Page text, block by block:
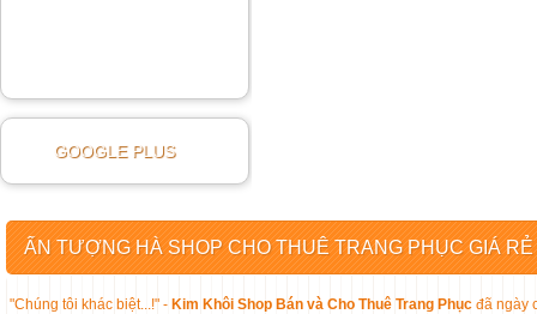
GOOGLE PLUS
ẤN TƯỢNG HÀ SHOP CHO THUÊ TRANG PHỤC GIÁ
"Chúng tôi khác biệt...!" - Kim Khôi Shop Bán và Cho Thuê Trang Phụcđã ngày